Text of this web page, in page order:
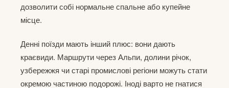
дозволити собі нормальне спальне або купейне
місце.
Денні поїзди мають інший плюс: вони дають
краєвиди. Маршрути через Альпи, долини річок,
узбережжя чи старі промислові регіони можуть стати
окремою частиною подорожі. Іноді варто не гнатися